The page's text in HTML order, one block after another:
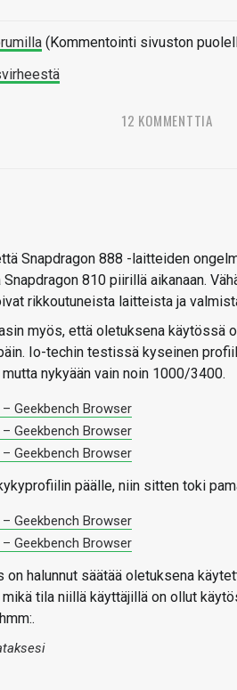
(Kommentointi sivuston
12 KOMMENTTIA
Snapdragon 888 -laitteiden
810 piirillä aikanaan.
rikkoutuneista laitteista ja
myös, että oletuksena käytössä
Io-techin testissä kyseinen
nykyään vain noin 1000/3400.
Geekbench Browser
Geekbench Browser
Geekbench Browser
päälle, niin sitten toki
Geekbench Browser
Geekbench Browser
halunnut säätää oletuksena
mikä tila niillä käyttäjillä on ollut
.